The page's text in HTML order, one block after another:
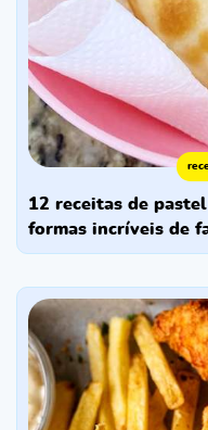
12 receitas de pastel na airfryer com muitas
formas incríveis de